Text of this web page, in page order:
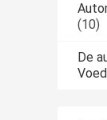
(10)
De